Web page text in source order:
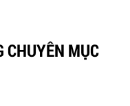
CHUYÊN MỤC